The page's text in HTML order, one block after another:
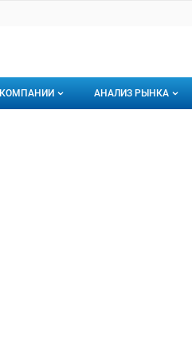
КОМПАНИИ АНАЛИЗ РЫНКА